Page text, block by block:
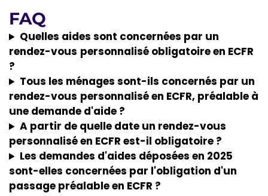
FAQ
Quelles aides sont concernées par un
rendez-vous personnalisé obligatoire en ECFR
?
Tous les ménages sont-ils concernés par un
rendez-vous personnalisé en ECFR, préalable à
une demande d'aide ?
A partir de quelle date un rendez-vous
personnalisé en ECFR est-il obligatoire ?
Les demandes d'aides déposées en 2025
sont-elles concernées par l'obligation d'un
passage préalable en ECFR ?